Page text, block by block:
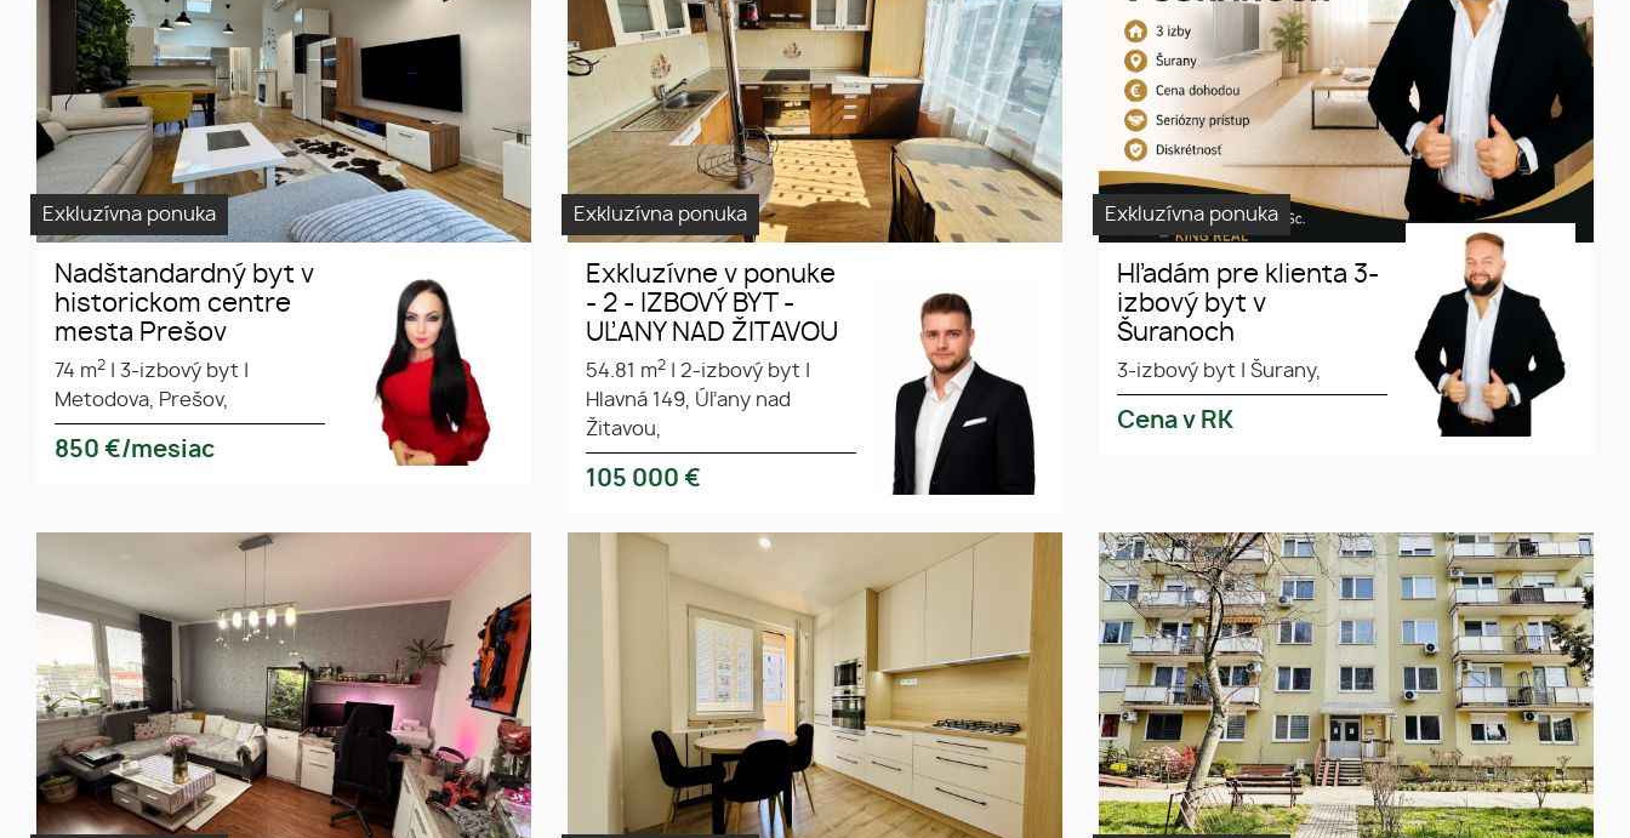
Prešov
Exkluzívna ponuka
Nadštandardný byt v
historickom centre
mesta Prešov
74 m2 3-izbový byt
Metodova, Prešov,
850 €/mesiac
Exkluzívna ponuka
Exkluzívne v ponuke
- 2 - IZBOVÝ BYT -
UĽANY NAD ŽITAVOU
54.81 m2 2-izbový byt
Hlavná 149, Úľany nad
Žitavou,
105 000 €
Exkluzívna ponuka
Hľadám pre klienta 3-
izbový byt v
Šuranoch
3-izbový byt Šurany,
Cena v RK
KOMPLETNEJ REKONŠTRUKCII
– PREŠOV, SEKČOV